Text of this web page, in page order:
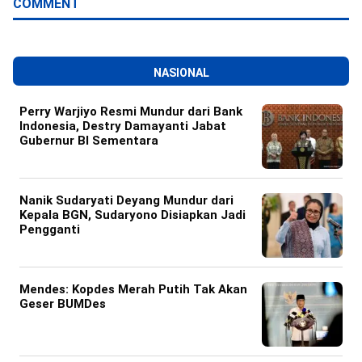
COMMENT
NASIONAL
Perry Warjiyo Resmi Mundur dari Bank
Indonesia, Destry Damayanti Jabat
Gubernur BI Sementara
Nanik Sudaryati Deyang Mundur dari
Kepala BGN, Sudaryono Disiapkan Jadi
Pengganti
Mendes: Kopdes Merah Putih Tak Akan
Geser BUMDes